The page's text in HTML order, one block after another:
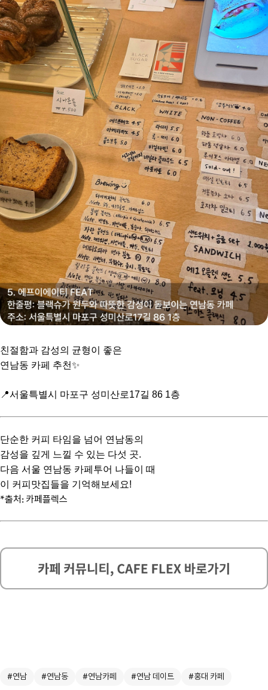
친절함과 감성의 균형이 좋은
연남동 카페 추천✨
📍서울특별시 마포구 성미산로17길 86 1층
단순한 커피 타임을 넘어 연남동의
감성을 깊게 느낄 수 있는 다섯 곳.
다음 서울 연남동 카페투어 나들이 때
이 커피맛집들을 기억해보세요!
*출처: 카페플렉스
#연남 #연남동 #연남카페 #연남 데이트 #홍대 카페